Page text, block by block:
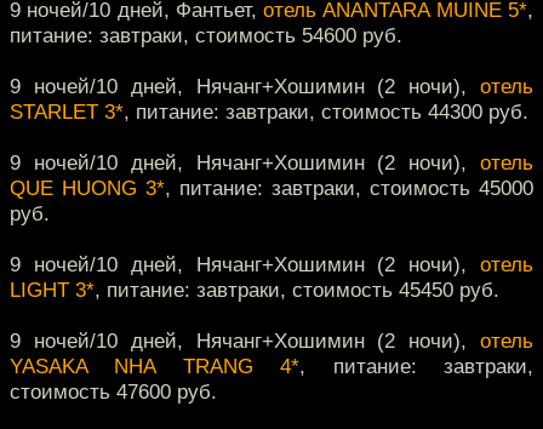
9 ночей/10 дней, Фантьет,отель ANANTARA MUINE 5*,
питание: завтраки, стоимость 54600 руб.
9 ночей/10 дней, Нячанг+Хошимин (2 ночи), отель
STARLET 3*, питание: завтраки, стоимость 44300 руб.
9 ночей/10 дней, Нячанг+Хошимин (2 ночи), отель
QUE HUONG 3*, питание: завтраки, стоимость 45000
руб.
9 ночей/10 дней, Нячанг+Хошимин (2 ночи), отель
LIGHT 3*, питание: завтраки, стоимость 45450 руб.
9 ночей/10 дней, Нячанг+Хошимин (2 ночи), отель
YASAKA NHA TRANG 4*, питание: завтраки,
стоимость 47600 руб.